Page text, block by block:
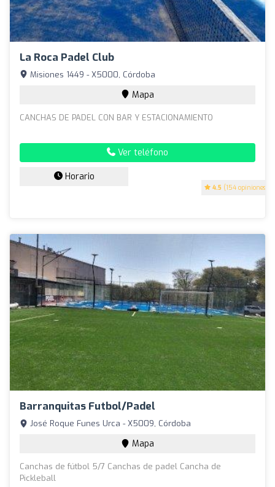
La Roca Padel Club
4.5 (154 opiniones)
Misiones 1449 - X5000, Córdoba
Mapa
CANCHAS DE PADEL CON BAR Y ESTACIONAMIENTO
Ver teléfono
Horario
Barranquitas Futbol/Padel
José Roque Funes Urca - X5009, Córdoba
Mapa
Canchas de fútbol 5/7 Canchas de padel Cancha de
Pickleball